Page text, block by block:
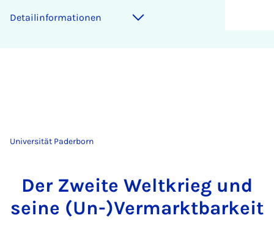
Detailinformationen
Universität Paderborn
Der Zweite Weltkrieg und
seine (Un-)Vermarktbarkeit